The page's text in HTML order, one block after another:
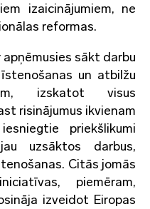
izaicinājumiem, ne
reformas.
apņēmusies sākt darbu
un atbilžu
izskatot visus
risinājumus ikvienam
priekšlikumi
uzsāktos darbus,
Citās jomās
piemēram,
izveidot Eiropas